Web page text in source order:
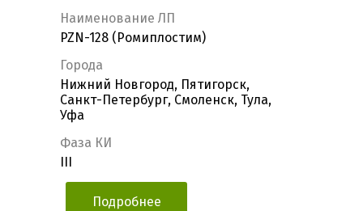
Наименование ЛП
PZN-128 (Ромиплостим)
Города
Нижний Новгород, Пятигорск,
Санкт-Петербург, Смоленск, Тула,
Уфа
Фаза КИ
Подробнее